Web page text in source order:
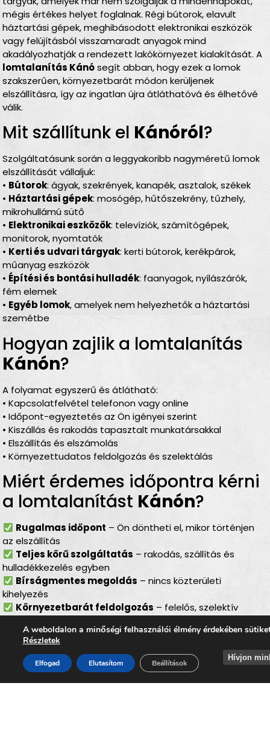
mégis értékes helyet foglalnak. Régi bútorok, elavult
háztartási gépek, meghibásodott elektronikai eszközök
vagy felújításból visszamaradt anyagok mind
akadályozhatják a rendezett lakókörnyezet kialakítását. A
lomtalanítás Kánósegít abban, hogy ezek a lomok
szakszerűen, környezetbarát módon kerüljenek
elszállításra, így az ingatlan újra átláthatóvá és élhetővé
válik.
Mit szállítunk el Kánóról?
Szolgáltatásunk során a leggyakoribb nagyméretű lomok
elszállítását vállaljuk:
• Bútorok: ágyak, szekrények, kanapék, asztalok, székek
• Háztartási gépek: mosógép, hűtőszekrény, tűzhely,
mikrohullámú sütő
• Elektronikai eszközök: televíziók, számítógépek,
monitorok, nyomtatók
• Kerti és udvari tárgyak: kerti bútorok, kerékpárok,
műanyag eszközök
• Építési és bontási hulladék: faanyagok, nyílászárók,
fém elemek
• Egyéb lomok, amelyek nem helyezhetők a háztartási
szemétbe
Hogyan zajlik a lomtalanítás
Kánón?
A folyamat egyszerű és átlátható:
• Kapcsolatfelvétel telefonon vagy online
• Időpont-egyeztetés az Ön igényei szerint
• Kiszállás és rakodás tapasztalt munkatársakkal
• Elszállítás és elszámolás
• Környezettudatos feldolgozás és szelektálás
Miért érdemes időpontra kérni
a lomtalanítást Kánón?
Rugalmas időpont – Ön döntheti el, mikor történjen
az elszállítás
Teljes körű szolgáltatás – rakodás, szállítás és
hulladékkezelés egyben
Bírságmentes megoldás – nincs közterületi
kihelyezés
Környezetbarát feldolgozás– felelős, szelektív
Gyors ügyintézés– szervezett, hatékony lebonyolítás
Akárköltözés, felújítás, öröklés, padlás- vagy
pinceürítés, udvartakarítás vagy régi bútorok
lecserélése előttáll, alomtalanítás Kánóminden
A weboldalon a minőségi felhasználói élmény érdekében
Részletek
Elfogad Elutasítom Beállítások
Hívjon